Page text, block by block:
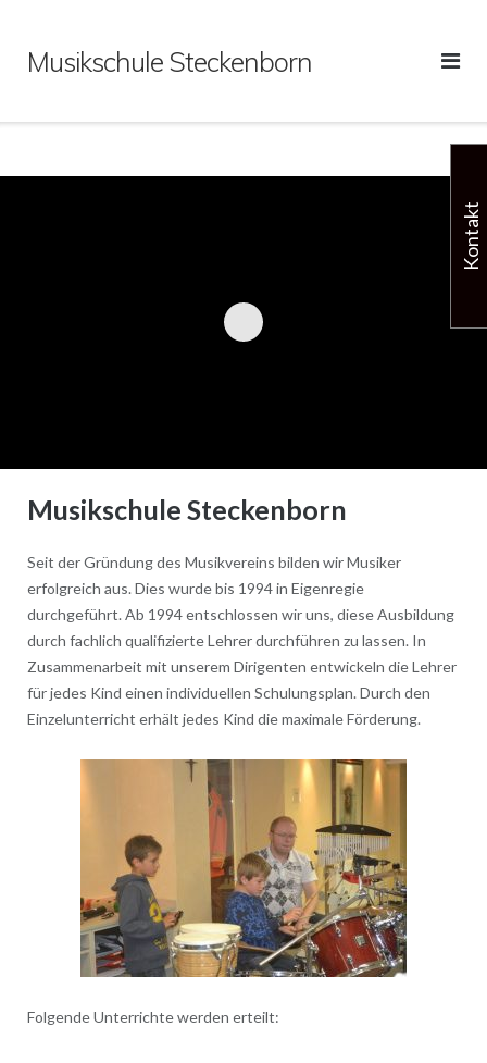
InhaltMusikschule Steckenborn
Musikschule Steckenborn
Seit der Gründung des Musikvereins bilden wir Musiker
erfolgreich aus. Dies wurde bis 1994 in Eigenregie
durchgeführt. Ab 1994 entschlossen wir uns, diese Ausbildung
durch fachlich qualifizierte Lehrer durchführen zu lassen. In
Zusammenarbeit mit unserem Dirigenten entwickeln die Lehrer
für jedes Kind einen individuellen Schulungsplan. Durch den
Einzelunterricht erhält jedes Kind die maximale Förderung.
Folgende Unterrichte werden erteilt:
Kontakt